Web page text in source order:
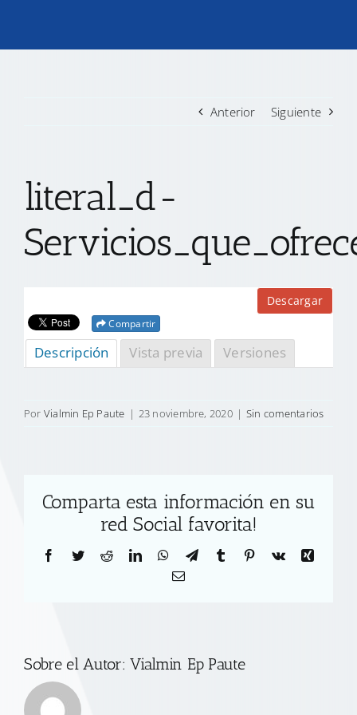
TRANSPARENCIA
CONTACTO
Anterior Siguiente
literal_d-
Descargar
Compartir
Descripción Vista previa Versiones
Por Vialmin Ep Paute | 23 noviembre, 2020 | Sin comentarios
Comparta esta información en su
red Social favorita!
Facebook
TwitterRedditLinkedInWhatsApp
TelegramTumblr Pinterest
Vk
Xing
Correo
Sobre el Autor:Vialmin Ep Paute